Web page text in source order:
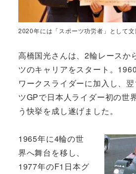
2020年には「スポーツ功労者」として
高橋国光さんは、2輪レースか
ツのキャリアをスタート。
ワークスライダーに加入し、
ツGPで日本人ライダー初の世
う快挙を成し遂げました。
1965年に4輪の世
界へ舞台を移し、
1977年のF1日本グ